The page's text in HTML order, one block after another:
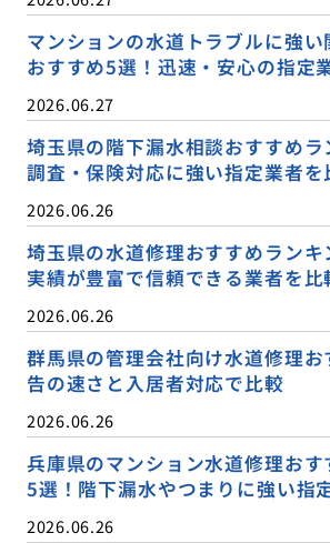
マンションの水道トラブルに強
おすすめ5選！迅速・安心の指定
2026.06.27
埼玉県の階下漏水相談おすすめラ
調査・保険対応に強い指定業者を
2026.06.26
埼玉県の水道修理おすすめラン
実績が豊富で信頼できる業者を比
2026.06.26
群馬県の管理会社向け水道修理
告の速さと入居者対応で比較
2026.06.26
兵庫県のマンション水道修理お
5選！階下漏水やつまりに強い指
2026.06.26